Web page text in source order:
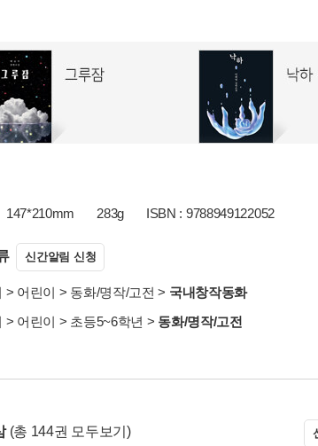
147*210mm 283g ISBN : 9788949122052
신간알림 신청
> 어린이 > 동화/명작/고전 > 국내창작동화
> 어린이 > 초등5~6학년 > 동화/명작/고전
(총 144권 모두보기)